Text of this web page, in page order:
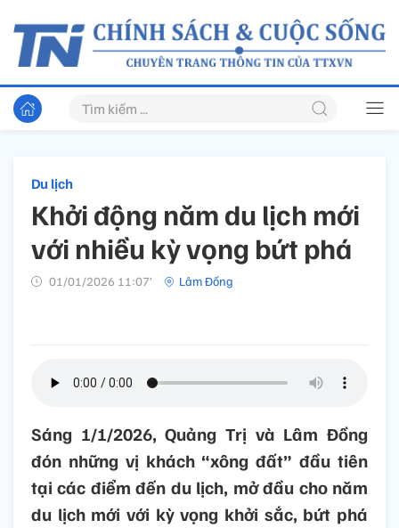
Du lịch
Khởi động năm du lịch mới
với nhiều kỳ vọng bứt phá
01/01/2026 11:07’ Lâm Đồng
Sáng 1/1/2026, Quảng Trị và Lâm Đồng
đón những vị khách “xông đất” đầu tiên
tại các điểm đến du lịch, mở đầu cho năm
du lịch mới với kỳ vọng khởi sắc, bứt phá